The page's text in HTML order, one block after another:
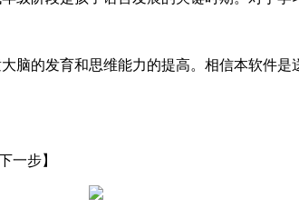
脑的发育和思维能力的提高。相信本软件
一步】